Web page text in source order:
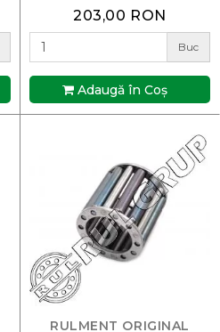
203,00 RON
Buc
Adaugă în Coş
RULMENT ORIGINAL